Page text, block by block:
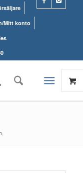
Mitt konto